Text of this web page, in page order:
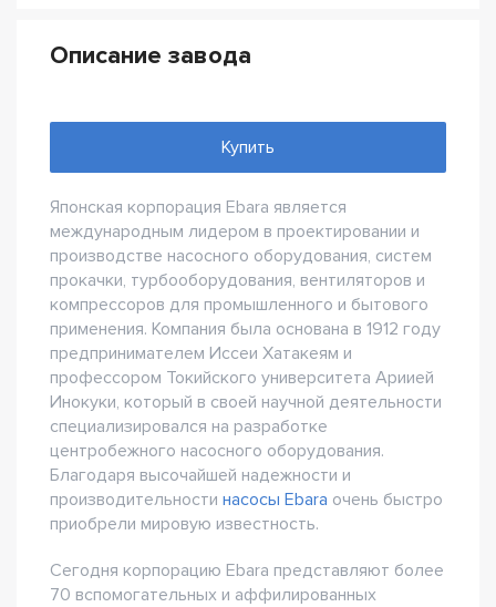
Описание завода
Купить
Японская корпорация Ebara является
международным лидером в проектировании и
производстве насосного оборудования, систем
прокачки, турбооборудования, вентиляторов и
компрессоров для промышленного и бытового
применения. Компания была основана в 1912 году
предпринимателем Иссеи Хатакеям и
профессором Токийского университета Ариией
Инокуки, который в своей научной деятельности
специализировался на разработке
центробежного насосного оборудования.
Благодаря высочайшей надежности и
производительности насосы Ebara очень быстро
приобрели мировую известность.
Сегодня корпорацию Ebara представляют более
70 вспомогательных и аффилированных